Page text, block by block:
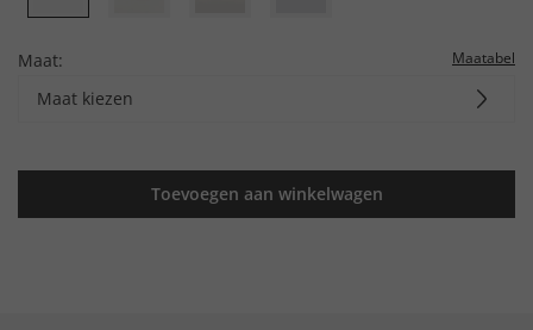
Maat: Maatabel
Maat kiezen
Toevoegen aan winkelwagen